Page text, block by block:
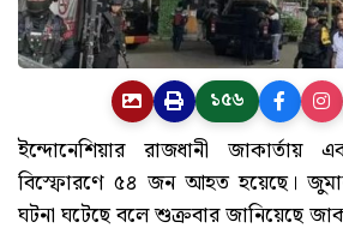
১৫৬
ইন্দোনেশিয়ার রাজধানী জাকার্তায়
বিস্ফোরণে ৫৪ জন আহত হয়েছে।
ঘটনা ঘটেছে বলে শুক্রবার জানিয়েছে